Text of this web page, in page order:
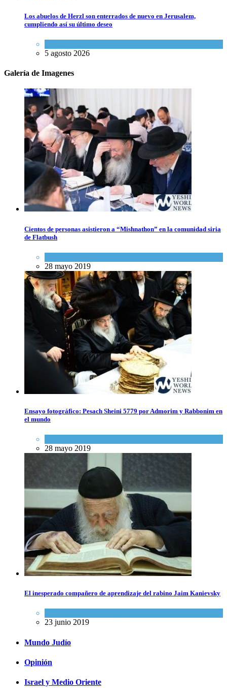
Los abuelos de Herzl son enterrados de nuevo en Jerusalem,
cumpliendo así su último deseo
5 agosto 2026
Galería de Imagenes
Cientos de personas asistieron a “Mishnathon” en la comunidad siria
de Flatbush
28 mayo 2019
Ensayo fotográfico: Pesach Sheini 5779 por Admorim y Rabbonim en
el mundo
28 mayo 2019
El inesperado compañero de aprendizaje del rabino Jaim Kanievsky
23 junio 2019
Mundo Judío
Opinión
Israel y Medio Oriente